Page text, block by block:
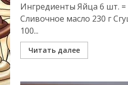
Ингредиенты Яйца 6 шт. =
Сливочное масло 230 г
100...
Читать далее